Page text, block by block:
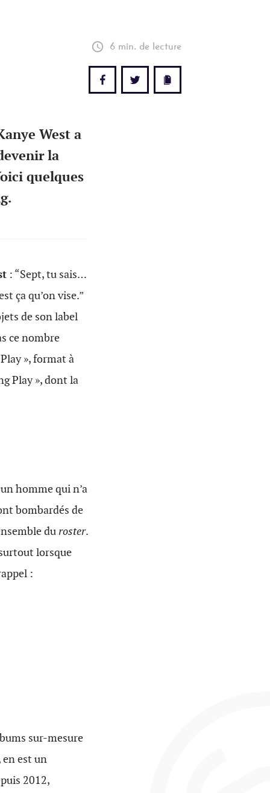
6 min. de lecture
West a
la
quelques
: “Sept, tu sais…
ça qu’on vise.”
de son label
ce nombre
», format à
Play », dont la
homme qui n’a
bombardés de
duroster.
lorsque
:
sur-mesure
en est un
2012,